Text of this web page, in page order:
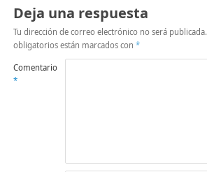
Deja una respuesta
Tu dirección de correo electrónico no será publicada.
obligatorios están marcados con *
Comentario
*